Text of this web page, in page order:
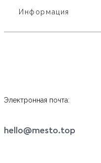
Информация
Электронная почта:
hello@mesto.top